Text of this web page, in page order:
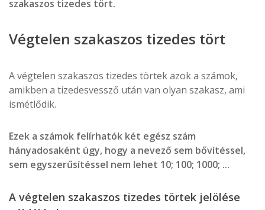
szakaszos tizedes tört.
Végtelen szakaszos tizedes tört
A végtelen szakaszos tizedes törtek azok a számok,
amikben a tizedesvessző után van olyan szakasz, ami
ismétlődik.
Ezek a számok felírhatók két egész szám
hányadosaként úgy, hogy a nevező sem bővítéssel,
sem egyszerűsítéssel nem lehet 10; 100; 1000; ...
A végtelen szakaszos tizedes törtek jelölése